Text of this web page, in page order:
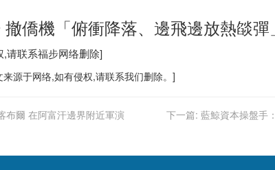
僑機「俯衝降落、邊飛邊放熱燄彈
,请联系福步网络删除]
源于网络,如有侵权,请联系我们删除。]
布爾 在阿富汗邊界附近軍演 下一篇: 藍鯨資本操盤手